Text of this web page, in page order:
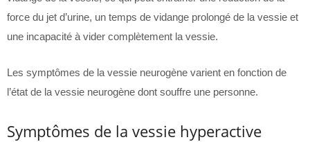
force du jet d’urine, un temps de vidange prolongé de la vessie et
une incapacité à vider complètement la vessie.
Les symptômes de la vessie neurogène varient en fonction de
l’état de la vessie neurogène dont souffre une personne.
Symptômes de la vessie hyperactive